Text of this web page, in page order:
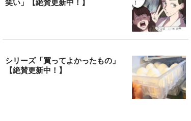
笑い」【絶賛更新中！】
シリーズ「買ってよかったもの」
【絶賛更新中！】